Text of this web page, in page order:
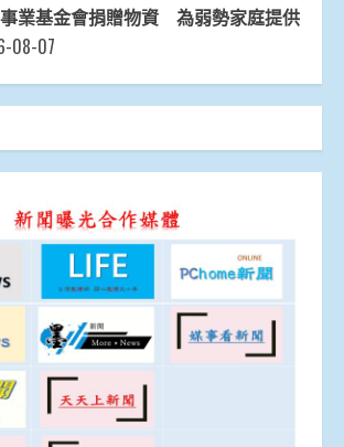
業基金會捐贈物資 為弱勢家庭提供
08-07